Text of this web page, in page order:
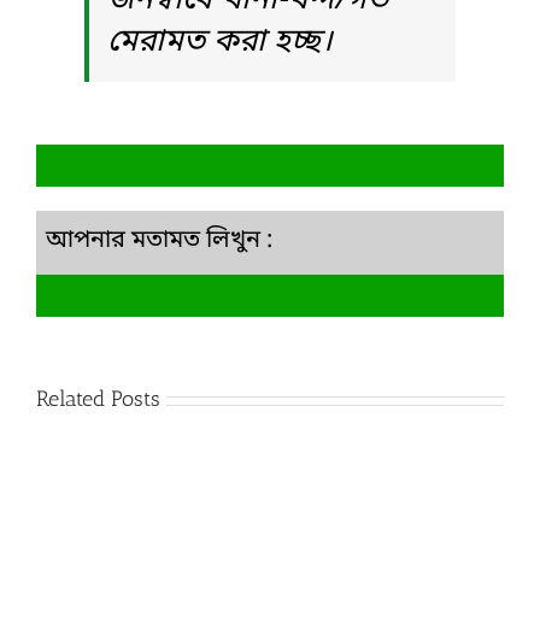
মেরামত করা হচ্ছ।
আপনার মতামত লিখুন :
Related Posts